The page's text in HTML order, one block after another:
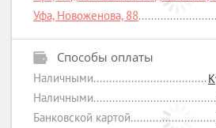
Уфа, Новоженова, 88
Способы оплаты
Наличными
Наличными
Банковской картой